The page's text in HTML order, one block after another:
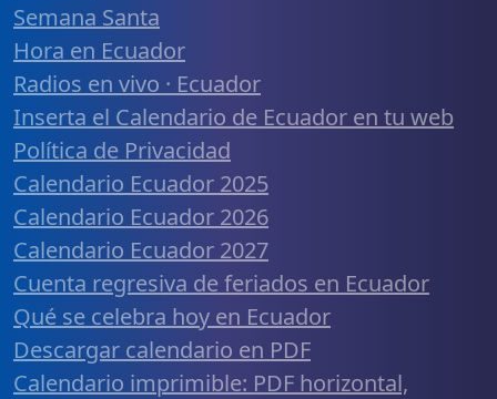
Semana Santa
Hora en Ecuador
Radios en vivo · Ecuador
Inserta el Calendario de Ecuador en tu web
Política de Privacidad
Calendario Ecuador 2025
Calendario Ecuador 2026
Calendario Ecuador 2027
Cuenta regresiva de feriados en Ecuador
Qué se celebra hoy en Ecuador
Descargar calendario en PDF
Calendario imprimible: PDF horizontal,